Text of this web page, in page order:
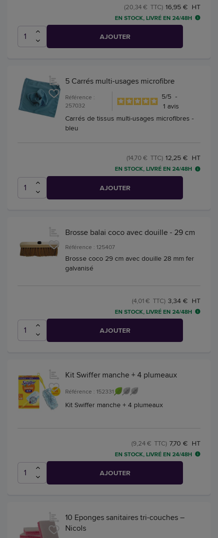
16,95 € HT
(20,34 € TTC)
EN STOCK, LIVRÉ EN 24/48H
AJOUTER
5 Carrés multi-usages microfibre
Référence :
257032
5/5 -
1 avis
Carrés de tissus multi-usages microfibres -
bleu
12,25 € HT
(14,70 € TTC)
EN STOCK, LIVRÉ EN 24/48H
AJOUTER
Brosse balai coco avec douille - 29 cm
Référence : 125407
Brosse coco 29 cm avec douille 28 mm fer
galvanisé
3,34 € HT
(4,01 € TTC)
EN STOCK, LIVRÉ EN 24/48H
AJOUTER
Kit Swiffer manche + 4 plumeaux
Référence : 152331
Kit Swiffer manche + 4 plumeaux
7,70 € HT
(9,24 € TTC)
EN STOCK, LIVRÉ EN 24/48H
AJOUTER
10 Eponges sanitaires tri-couches –
Nicols